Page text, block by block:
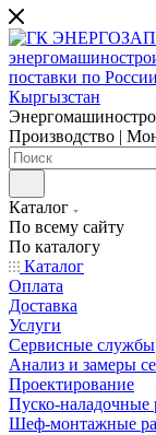
Производство |
Каталог
По всему сайту
По каталогу
Каталог
Оплата
Доставка
Услуги
Сервисные службы
Анализ и замеры
Проектирование
Пуско-наладочные
Шеф-монтажные